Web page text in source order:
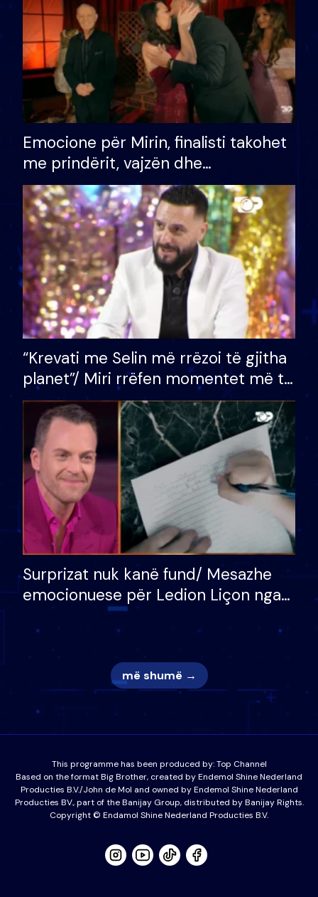
Emocione për Mirin, finalisti takohet
me prindërit, vajzën dhe
bashkëshorten: S’kemi ndonjë letër
divorci apo jo?
“Krevati me Selin më rrëzoi të gjitha
planet”/ Miri rrëfen momentet më të
bukura në shtëpinë e BB VIP: Do më
mungojë zilja e mëngjesit kur…
Surprizat nuk kanë fund/ Mesazhe
emocionuese për Ledion Liçon nga
nëna dhe fëmijët e tij, moderatori
nuk i mban dot lotët: Nuk meritoj…
më shumë →
This programme has been produced by:Top Channel
Based on the format Big Brother, created by Endemol Shine Nederland
Producties B.V./John de Mol and owned by Endemol Shine Nederland
Producties BV., part of the Banijay Group, distributed by Banijay Rights.
Copyright © Endamol Shine Nederland Producties B.V.